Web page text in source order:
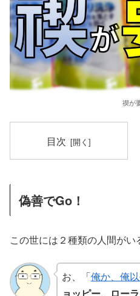
禊が
目次
偽善でGo！
この世には２種類の人間がい
お、「俺か、俺以
ョッピー、ロー